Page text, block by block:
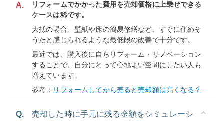
A.
リフォームでかかった費用を売却価格に上乗せできる
ケースは稀です。
大抵の場合、壁紙や床の簡易修繕など、すぐに住めそ
うだと感じられるような最低限の改善で十分です。
最近では、購入後に自らリフォーム・リノベーション
することで、自分にとって心地よい空間にしたい人も
増えています。
参考： リフォームしてから売ると売却額は高くなる？
Q.
売却した時に手元に残る金額をシミュレーシ